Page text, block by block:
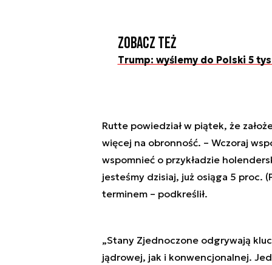
Zobacz też
Trump: wyślemy do Polski 5
Rutte powiedział w piątek, że
więcej na obronność. – Wczoraj
wspomnieć o przykładzie
jesteśmy dzisiaj, już osiąga 5 proc.
terminem – podkreślił.
„Stany Zjednoczone odgrywają
jądrowej, jak i konwencjonalnej.